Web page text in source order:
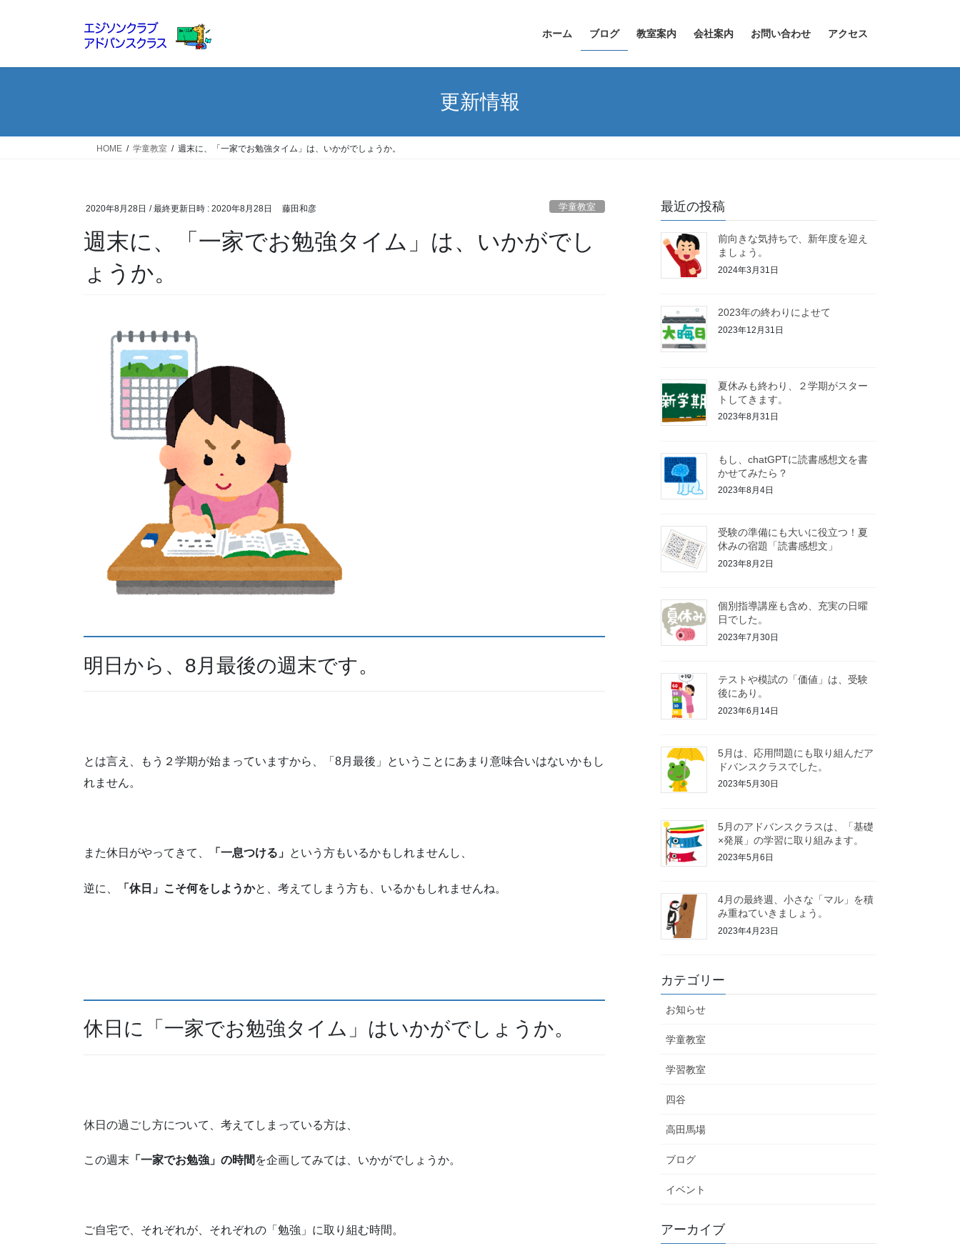
ホーム ブログ 教室案内 会社案内 お問い合わせ アクセス
更新情報
HOME 学童教室 週末に、「一家でお勉強タイム」は、いかがでしょうか。
2020年8月28日 / 最終更新日時 : 2020年8月28日 藤田和彦 学童教室
週末に、「一家でお勉強タイム」は、いかがでし
ょうか。
明日から、8月最後の週末です。
とは言え、もう２学期が始まっていますから、「8月最後」ということにあまり意味合いはないかもし
れません。
また休日がやってきて、 「一息つける」 という方もいるかもしれませんし、
逆に、 「休日」こそ何をしようかと、考えてしまう方も、いるかもしれませんね。
休日に「一家でお勉強タイム」はいかがでしょうか。
休日の過ごし方について、考えてしまっている方は、
この週末 「一家でお勉強」の時間 を企画してみては、いかがでしょうか。
ご自宅で、それぞれが、それぞれの「勉強」に取り組む時間。
最近の投稿
前向きな気持ちで、新年度を迎え
ましょう。
2024年3月31日
2023年の終わりによせて
2023年12月31日
夏休みも終わり、２学期がスター
トしてきます。
2023年8月31日
もし、chatGPTに読書感想文を書
かせてみたら？
2023年8月4日
受験の準備にも大いに役立つ！夏
休みの宿題「読書感想文」
2023年8月2日
個別指導講座も含め、充実の日曜
日でした。
2023年7月30日
テストや模試の「価値」は、受験
後にあり。
2023年6月14日
5月は、応用問題にも取り組んだア
ドバンスクラスでした。
2023年5月30日
5月のアドバンスクラスは、「基礎
×発展」の学習に取り組みます。
2023年5月6日
4月の最終週、小さな「マル」を積
み重ねていきましょう。
2023年4月23日
カテゴリー
お知らせ
学童教室
学習教室
四谷
高田馬場
ブログ
イベント
アーカイブ